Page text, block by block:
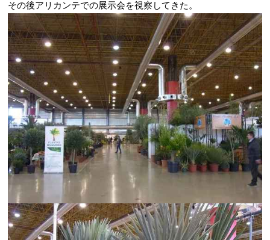
その後アリカンテでの展示会を視察してきた。